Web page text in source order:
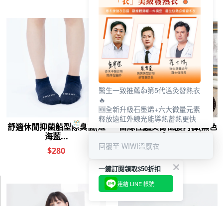
前往結帳 加入購物車
一鍵訂閱領取$50折扣
連結 LINE 帳號
醫生一致推薦👍第5代溫灸發熱衣
🔥
🆕全新升級石墨烯+六大微量元素
釋放遠紅外線光能導熱蓄熱更快
回覆至 WIWI溫感衣